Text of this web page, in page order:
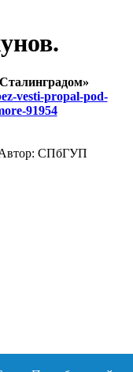
vesti-propal-pod-
91954
СПбГУП